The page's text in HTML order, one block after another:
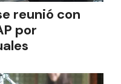
reunió con
por